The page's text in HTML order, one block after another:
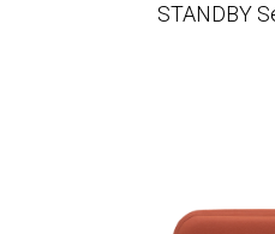
STANDBY